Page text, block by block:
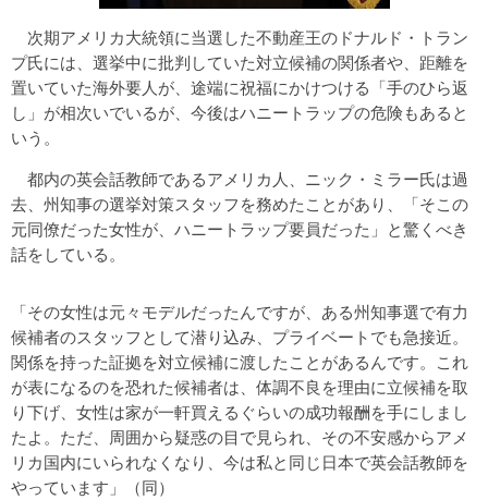
次期アメリカ大統領に当選した不動産王のドナルド・トラン
プ氏には、選挙中に批判していた対立候補の関係者や、距離を
置いていた海外要人が、途端に祝福にかけつける「手のひら返
し」が相次いでいるが、今後はハニートラップの危険もあると
いう。
都内の英会話教師であるアメリカ人、ニック・ミラー氏は過
去、州知事の選挙対策スタッフを務めたことがあり、「そこの
元同僚だった女性が、ハニートラップ要員だった」と驚くべき
話をしている。
「その女性は元々モデルだったんですが、ある州知事選で有力
候補者のスタッフとして潜り込み、プライベートでも急接近。
関係を持った証拠を対立候補に渡したことがあるんです。これ
が表になるのを恐れた候補者は、体調不良を理由に立候補を取
り下げ、女性は家が一軒買えるぐらいの成功報酬を手にしまし
たよ。ただ、周囲から疑惑の目で見られ、その不安感からアメ
リカ国内にいられなくなり、今は私と同じ日本で英会話教師を
やっています」（同）